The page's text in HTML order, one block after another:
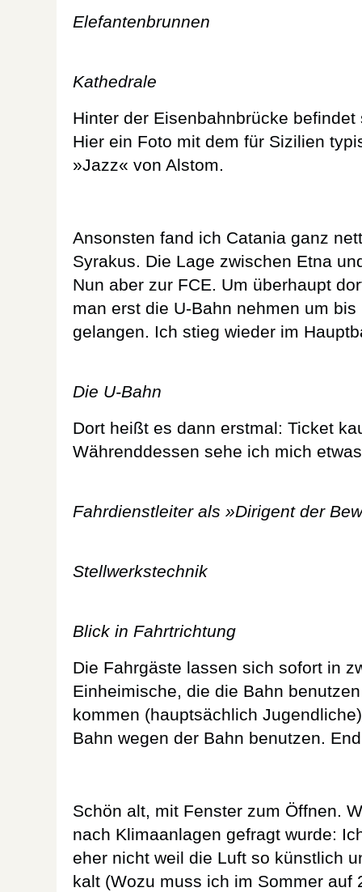
Elefantenbrunnen
Kathedrale
Hinter der Eisenbahnbrücke
Hier ein Foto mit dem für Sizilien
»Jazz« von Alstom.
Ansonsten fand ich Catania ganz
Syrakus. Die Lage zwischen Etna
Nun aber zur FCE. Um überhaupt
man erst die U-Bahn nehmen um
gelangen. Ich stieg wieder im
Die U-Bahn
Dort heißt es dann erstmal: Ticket
Währenddessen sehe ich mich
Fahrdienstleiter als »Dirigent der
Stellwerkstechnik
Blick in Fahrtrichtung
Die Fahrgäste lassen sich sofort in
Einheimische, die die Bahn
kommen (hauptsächlich
Bahn wegen der Bahn benutzen.
Schön alt, mit Fenster zum Öffnen.
nach Klimaanlagen gefragt wurde:
eher nicht weil die Luft so künstlich
kalt (Wozu muss ich im Sommer auf